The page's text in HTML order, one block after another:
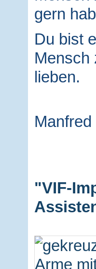
gern
Du bist
Mensch
lieben.
"VIF-